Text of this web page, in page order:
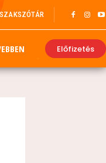
SZAKSZÓTÁR
Előfizetés